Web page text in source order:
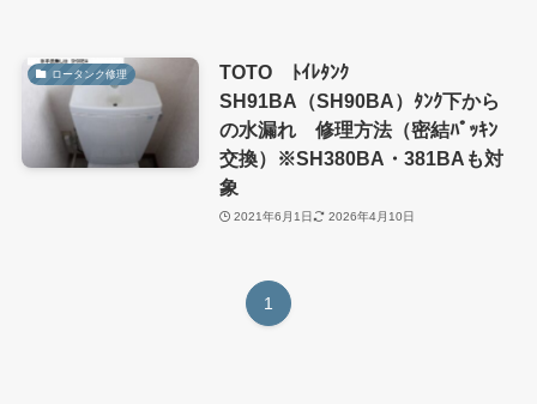
ロータンク修理
TOTO ﾄｲﾚﾀﾝｸ
SH91BA（SH90BA）ﾀﾝｸ下から
の水漏れ 修理方法（密結ﾊﾟｯｷﾝ
交換）※SH380BA・381BAも対
象
2021年6月1日 2026年4月10日
1